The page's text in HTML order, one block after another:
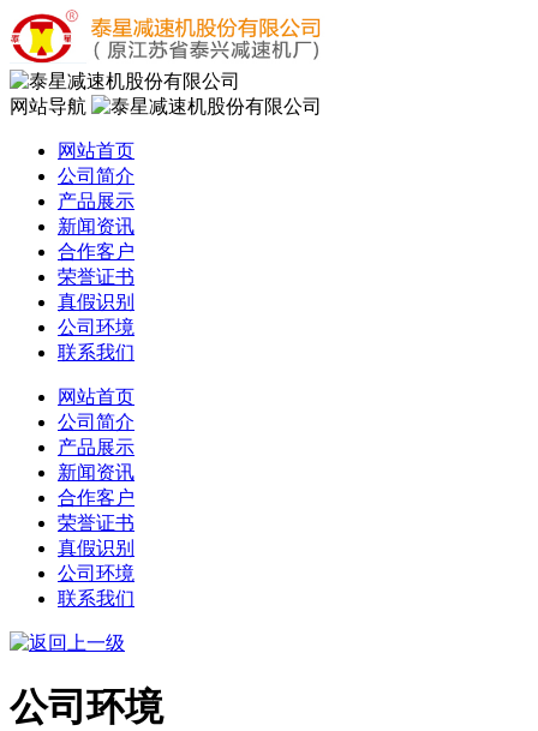
网站导航
网站首页
公司简介
产品展示
新闻资讯
合作客户
荣誉证书
真假识别
公司环境
联系我们
网站首页
公司简介
产品展示
新闻资讯
合作客户
荣誉证书
真假识别
公司环境
联系我们
公司环境